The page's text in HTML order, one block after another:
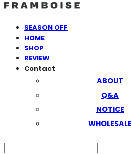
SEASON OFF
HOME
SHOP
REVIEW
Contact
ABOUT
Q&A
NOTICE
WHOLESALE